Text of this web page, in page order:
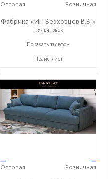
Оптовая Розничная
Фабрика «ИП Верховцев В.В.»
г.Ульяновск
8-987-637-27-82
Показать телефон
Прайс-лист
—
Оптовая
—
Розничная